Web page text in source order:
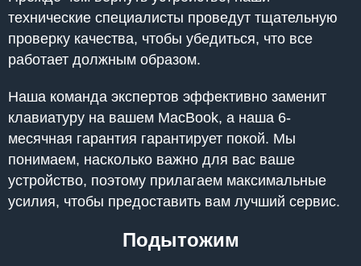
технические специалисты проведут тщательную
проверку качества, чтобы убедиться, что все
работает должным образом.
Наша команда экспертов эффективно заменит
клавиатуру на вашем MacBook, а наша 6-
месячная гарантия гарантирует покой. Мы
понимаем, насколько важно для вас ваше
устройство, поэтому прилагаем максимальные
усилия, чтобы предоставить вам лучший сервис.
Подытожим